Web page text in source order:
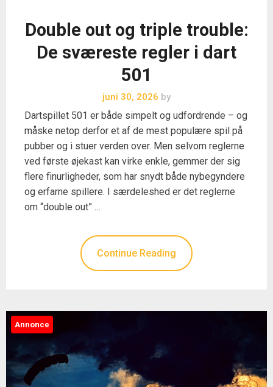
Double out og triple trouble:
De sværeste regler i dart
501
juni 30, 2026 by
Dartspillet 501 er både simpelt og udfordrende – og
måske netop derfor et af de mest populære spil på
pubber og i stuer verden over. Men selvom reglerne
ved første øjekast kan virke enkle, gemmer der sig
flere finurligheder, som har snydt både nybegyndere
og erfarne spillere. I særdeleshed er det reglerne
om “double out” …
Continue Reading
Annonce